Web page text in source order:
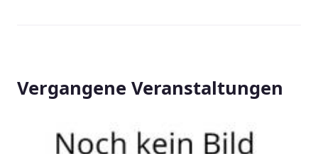
Vergangene Veranstaltungen